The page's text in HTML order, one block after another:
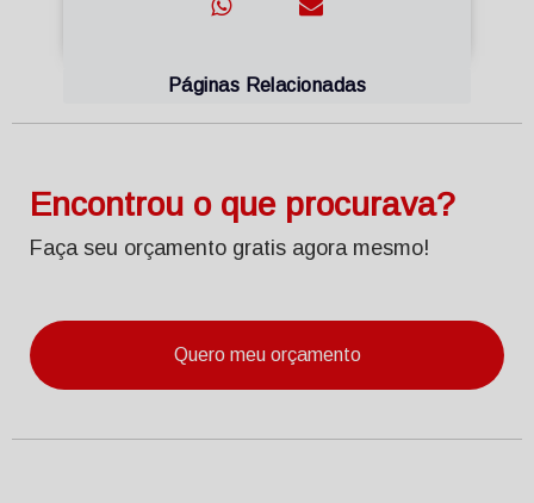
Páginas Relacionadas
Encontrou o que procurava?
Faça seu orçamento gratis agora mesmo!
Quero meu orçamento